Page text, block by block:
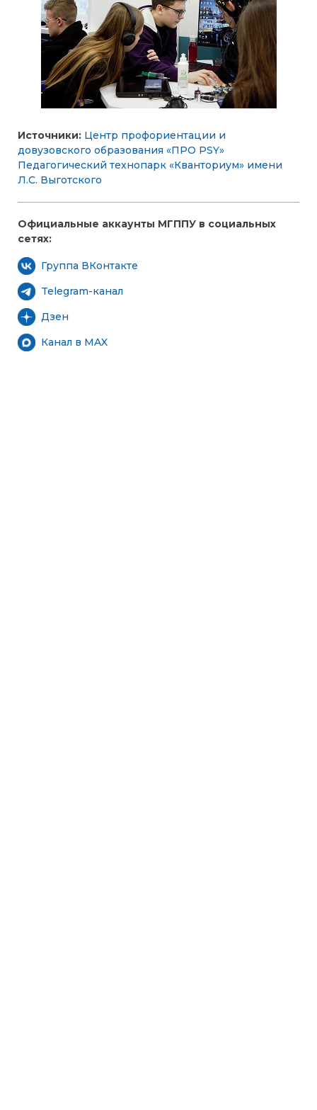
Источники: Центр профориентации и
довузовского образования «ПРО PSY»
Педагогический технопарк «Кванториум» имени
Л.С. Выготского
Официальные аккаунты МГППУ в социальных
сетях:
Группа ВКонтакте
Telegram-канал
Дзен
Канал в MAX